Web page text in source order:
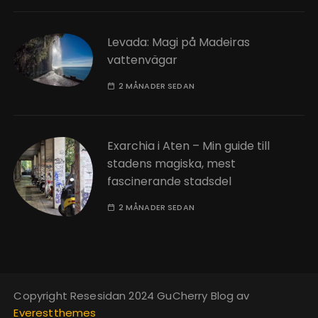
Levada: Magi på Madeiras
vattenvägar
2 MÅNADER SEDAN
Exarchia i Aten – Min guide till
stadens magiska, mest
fascinerande stadsdel
2 MÅNADER SEDAN
Copyright Resesidan 2024 GuCherry Blog av
Everestthemes